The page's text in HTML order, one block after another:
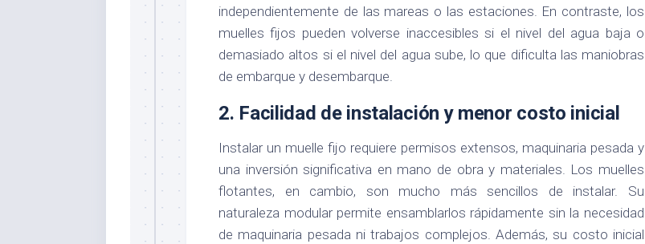
independientemente de las mareas o las estaciones. En contraste, los
muelles fijos pueden volverse inaccesibles si el nivel del agua baja o
demasiado altos si el nivel del agua sube, lo que dificulta las maniobras
de embarque y desembarque.
2. Facilidad de instalación y menor costo inicial
Instalar un muelle fijo requiere permisos extensos, maquinaria pesada y
una inversión significativa en mano de obra y materiales. Los muelles
flotantes, en cambio, son mucho más sencillos de instalar. Su
naturaleza modular permite ensamblarlos rápidamente sin la necesidad
de maquinaria pesada ni trabajos complejos. Además, su costo inicial